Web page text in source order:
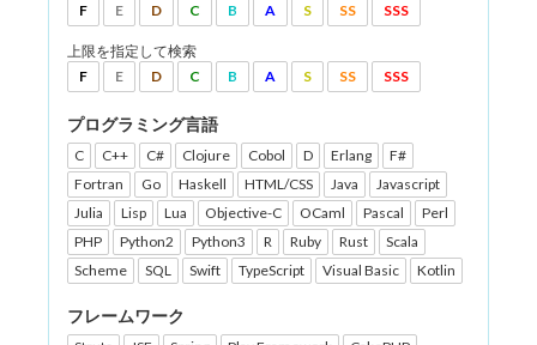
F E D C B A S SS SSS
上限を指定して検索
F
E D C B A S SS SSS
プログラミング言語
C C++ C# Clojure Cobol D Erlang
F#
Fortran
Go Haskell HTML/CSS Java
Javascript
Julia
Lisp Lua Objective-C OCaml Pascal
Perl
PHP
Python2 Python3 R Ruby Rust
Scala
Scheme
SQL Swift TypeScript Visual Basic Kotlin
フレームワーク